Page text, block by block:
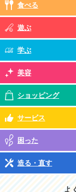
食べる
遊ぶ
学ぶ
美容
ショッピング
サービス
困った
造る・直す
よ